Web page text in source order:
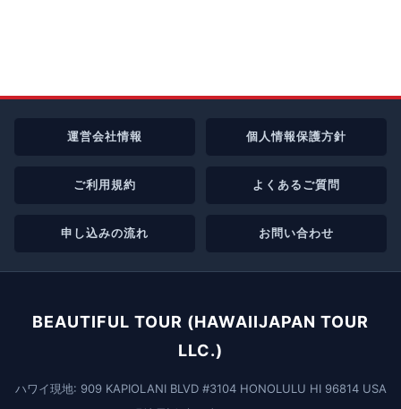
運営会社情報 個人情報保護方針
ご利用規約 よくあるご質問
申し込みの流れ お問い合わせ
BEAUTIFUL TOUR (HAWAIIJAPAN TOUR
LLC.)
ハワイ現地: 909 KAPIOLANI BLVD #3104 HONOLULU HI 96814 USA